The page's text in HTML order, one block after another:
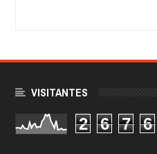
VISITANTES
2 6 7 6